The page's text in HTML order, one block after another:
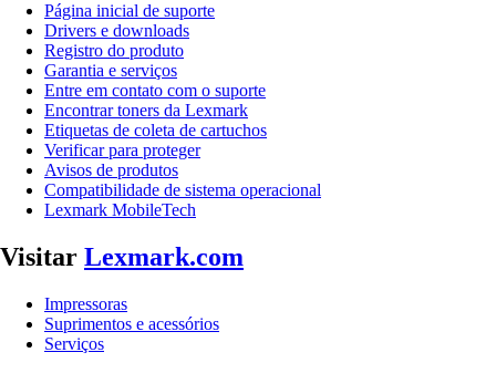
Página inicial de suporte
Drivers e downloads
Registro do produto
Garantia e serviços
Entre em contato com o suporte
Encontrar toners da Lexmark
Etiquetas de coleta de cartuchos
Verificar para proteger
Avisos de produtos
Compatibilidade de sistema operacional
Lexmark MobileTech
Visitar Lexmark.com
Impressoras
Suprimentos e acessórios
Serviços